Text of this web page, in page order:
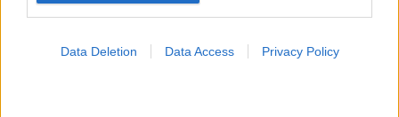
Data Deletion Data Access Privacy Policy
πρώτη εξέταση αίματος